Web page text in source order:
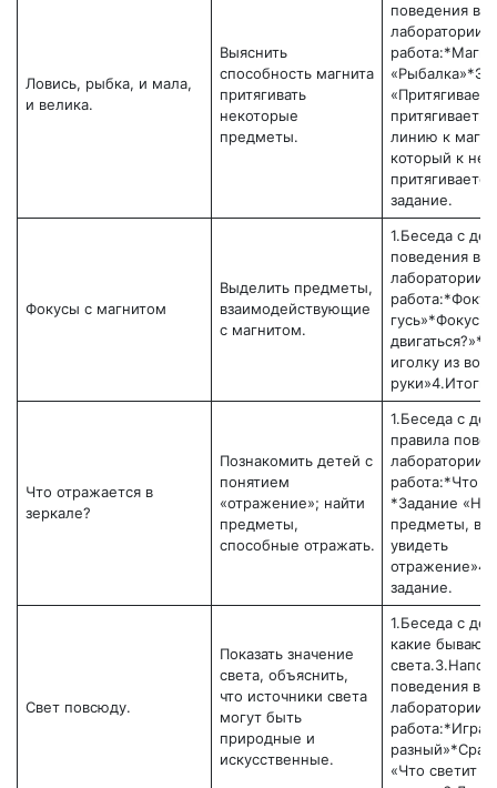
Ловись, рыбка, и мала,
и велика.
Выяснить
способность магнита
притягивать
некоторые
предметы.
поведения в
линию к
который к
задание.
Фокусы с магнитом
Выделить предметы,
взаимодействующие
с магнитом.
1.Беседа с
поведения в
гусь»*Фокус
иголку из
Что отражается в
зеркале?
Познакомить детей с
понятием
«отражение»; найти
предметы,
способные отражать.
1.Беседа с
правила
работа:*Что
*Задание
предметы, в
увидеть
задание.
Свет повсюду.
Показать значение
света, объяснить,
что источники света
могут быть
природные и
искусственные.
1.Беседа с
какие бывают
поведения в
работа:*Игра
«Что светит